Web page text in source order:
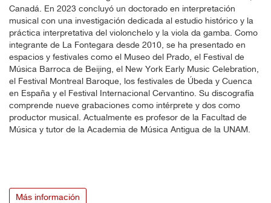
Canadá. En 2023 concluyó un doctorado en interpretación
musical con una investigación dedicada al estudio histórico y la
práctica interpretativa del violonchelo y la viola da gamba. Como
integrante de La Fontegara desde 2010, se ha presentado en
espacios y festivales como el Museo del Prado, el Festival de
Música Barroca de Beijing, el New York Early Music Celebration,
el Festival Montreal Baroque, los festivales de Úbeda y Cuenca
en España y el Festival Internacional Cervantino. Su discografía
comprende nueve grabaciones como intérprete y dos como
productor musical. Actualmente es profesor de la Facultad de
Música y tutor de la Academia de Música Antigua de la UNAM.
Más información